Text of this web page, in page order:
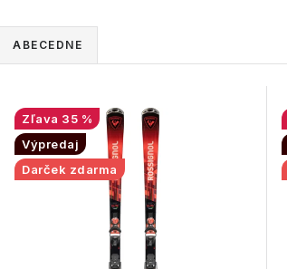
ABECEDNE
35 %
Výpredaj
Darček zdarma